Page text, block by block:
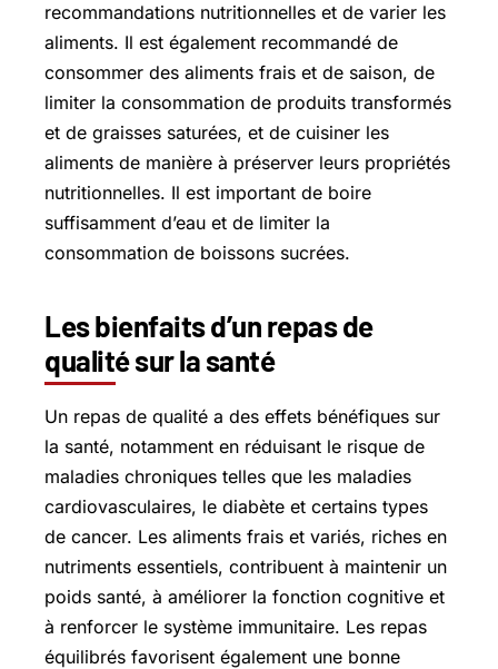
recommandations nutritionnelles et de varier les
aliments. Il est également recommandé de
consommer des aliments frais et de saison, de
limiter la consommation de produits transformés
et de graisses saturées, et de cuisiner les
aliments de manière à préserver leurs propriétés
nutritionnelles. Il est important de boire
suffisamment d’eau et de limiter la
consommation de boissons sucrées.
Les bienfaits d’un repas de
qualité sur la santé
Un repas de qualité a des effets bénéfiques sur
la santé, notamment en réduisant le risque de
maladies chroniques telles que les maladies
cardiovasculaires, le diabète et certains types
de cancer. Les aliments frais et variés, riches en
nutriments essentiels, contribuent à maintenir un
poids santé, à améliorer la fonction cognitive et
à renforcer le système immunitaire. Les repas
équilibrés favorisent également une bonne